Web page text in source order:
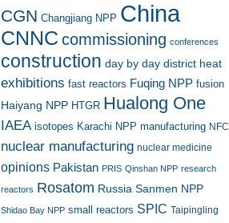
CGN Changjiang NPP China
CNNC commissioning conferences
construction day by day district heat
exhibitions fast reactors Fuqing NPP fusion
Haiyang NPP HTGR Hualong One
IAEA isotopes Karachi NPP manufacturing NFC
nuclear manufacturing nuclear medicine
opinions Pakistan PRIS Qinshan NPP research
reactors Rosatom Russia Sanmen NPP
Shidao Bay NPP small reactors SPIC Taipingling